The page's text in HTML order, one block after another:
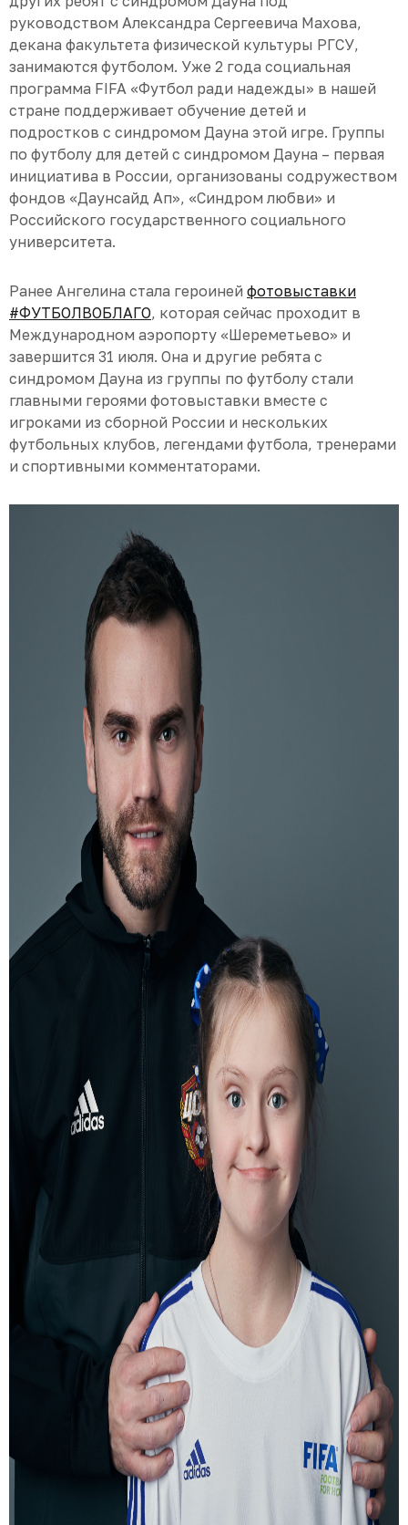
руководством Александра Сергеевича Махова,
декана факультета физической культуры РГСУ,
занимаются футболом. Уже 2 года социальная
программа FIFA «Футбол ради надежды» в нашей
стране поддерживает обучение детей и
подростков с синдромом Дауна этой игре. Группы
по футболу для детей с синдромом Дауна – первая
инициатива в России, организованы содружеством
фондов «Даунсайд Ап», «Синдром любви» и
Российского государственного социального
университета.
Ранее Ангелина стала героиней фотовыставки
#ФУТБОЛВОБЛАГО, которая сейчас проходит в
Международном аэропорту «Шереметьево» и
завершится 31 июля. Она и другие ребята с
синдромом Дауна из группы по футболу стали
главными героями фотовыставки вместе с
игроками из сборной России и нескольких
футбольных клубов, легендами футбола, тренерами
и спортивными комментаторами.